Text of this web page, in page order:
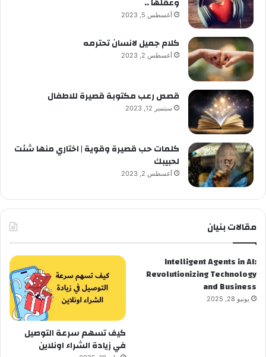
أغسطس 5, 2023
كلام جميل لانسان تحترمه
أغسطس 2, 2023
قصص رعب مكتوبة قصيرة للاطفال
سبتمبر 12, 2023
كلمات حب قصيرة وقوية | اختاري منها شئت
لحبيبك
أغسطس 2, 2023
مقالات بنيان
Intelligent Agents in AI:
Revolutionizing Technology
and Business
يونيو 28, 2025
كيف تسهم سرعة التوصيل
في زيادة الشراء اونلاين